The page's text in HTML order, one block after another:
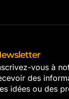
vous à
des
idées ou des